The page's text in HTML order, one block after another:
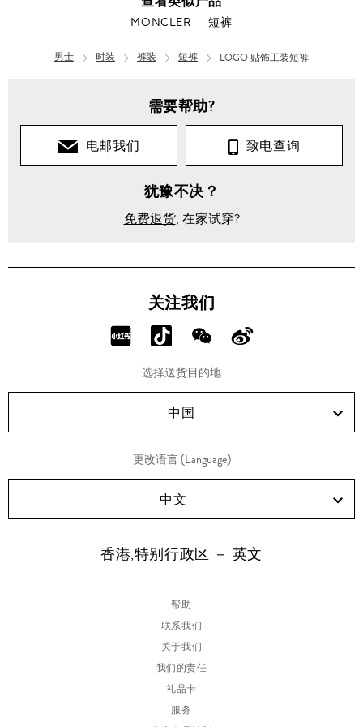
MONCLER 短裤
男士 时装 裤装 短裤 LOGO 贴饰工装短裤
需要帮助?
电邮我们 致电查询
犹豫不决？
免费退货, 在家试穿?
关注我们
分
RED!
分
享
Douyin!
分
享
WeChat!
分
Weibo!
选择送货目的地
中国
更改语言 (Language)
中文
香港,特别行政区 － 英文
帮助
联系我们
关于我们
我们的责任
礼品卡
服务